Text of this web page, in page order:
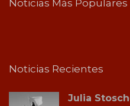
Noticias Más Populares
Noticias Recientes
Julia